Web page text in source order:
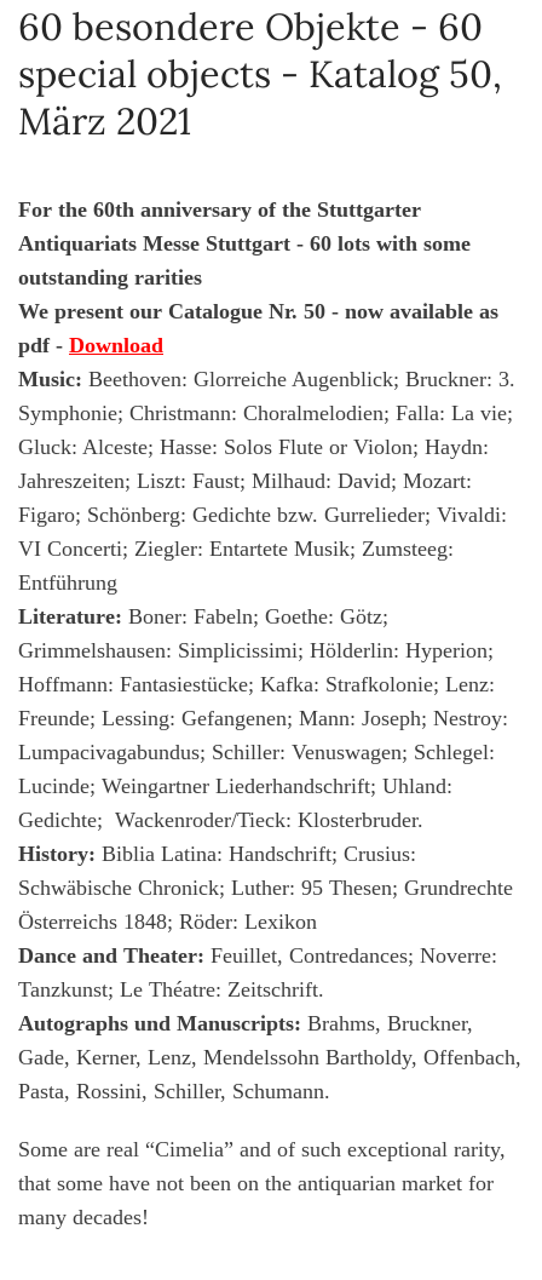
60 besondere Objekte - 60
special objects - Katalog 50,
März 2021
For the 60th anniversary of the Stuttgarter
Antiquariats Messe Stuttgart - 60 lots with some
outstanding rarities
We present our Catalogue Nr. 50 - now available as
pdf - Download
Music: Beethoven: Glorreiche Augenblick; Bruckner: 3.
Symphonie; Christmann: Choralmelodien; Falla: La vie;
Gluck: Alceste; Hasse: Solos Flute or Violon; Haydn:
Jahreszeiten; Liszt: Faust; Milhaud: David; Mozart:
Figaro; Schönberg: Gedichte bzw. Gurrelieder; Vivaldi:
VI Concerti; Ziegler: Entartete Musik; Zumsteeg:
Entführung
Literature: Boner: Fabeln; Goethe: Götz;
Grimmelshausen: Simplicissimi; Hölderlin: Hyperion;
Hoffmann: Fantasiestücke; Kafka: Strafkolonie; Lenz:
Freunde; Lessing: Gefangenen; Mann: Joseph; Nestroy:
Lumpacivagabundus; Schiller: Venuswagen; Schlegel:
Lucinde; Weingartner Liederhandschrift; Uhland:
Gedichte; Wackenroder/Tieck: Klosterbruder.
History: Biblia Latina: Handschrift; Crusius:
Schwäbische Chronick; Luther: 95 Thesen; Grundrechte
Österreichs 1848; Röder: Lexikon
Dance and Theater: Feuillet, Contredances; Noverre:
Tanzkunst; Le Théatre: Zeitschrift.
Autographs und Manuscripts: Brahms, Bruckner,
Gade, Kerner, Lenz, Mendelssohn Bartholdy, Offenbach,
Pasta, Rossini, Schiller, Schumann.
Some are real “Cimelia” and of such exceptional rarity,
that some have not been on the antiquarian market for
many decades!